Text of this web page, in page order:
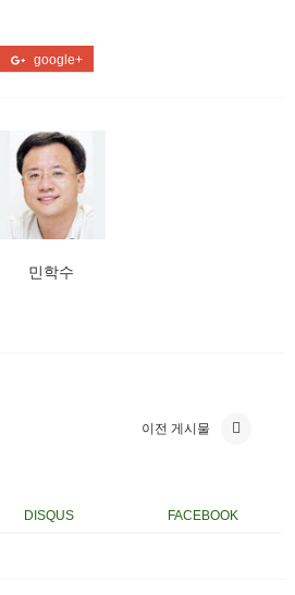
google+
민학수
이전 게시물
DISQUS FACEBOOK